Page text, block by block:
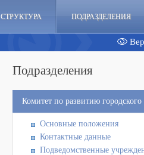
СТРУКТУРА ПОДРАЗДЕЛЕНИЯ
Подразделения
Комитет по развитию городского
Основные положения
Контактные данные
Подведомственные